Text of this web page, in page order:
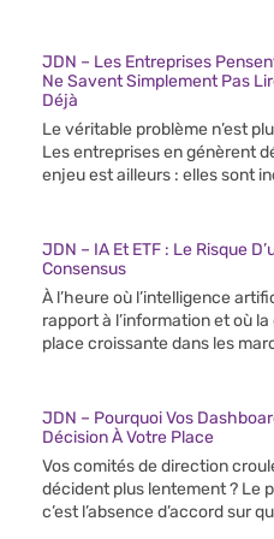
JDN – Les Entreprises
Ne Savent Simplement Pas
Déjà
Le véritable problème n’est
Les entreprises en génèrent
enjeu est ailleurs : elles sont
JDN – IA Et ETF : Le Risque
Consensus
À l’heure où l’intelligence
rapport à l’information et où
place croissante dans les
JDN – Pourquoi Vos
Décision À Votre Place
Vos comités de direction
décident plus lentement ? Le
c’est l’absence d’accord sur